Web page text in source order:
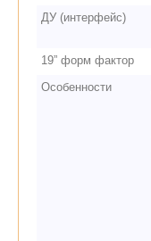
ДУ (интерфейс)
19” форм фактор
Особенности